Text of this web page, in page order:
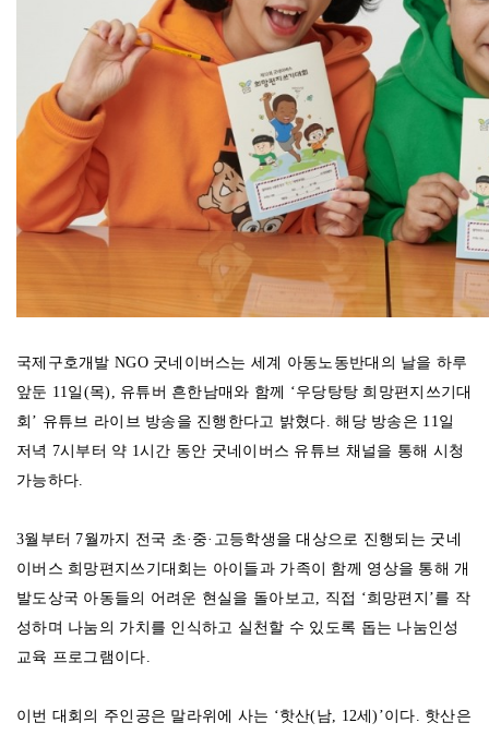
국제구호개발 NGO 굿네이버스는 세계 아동노동반대의 날을 하루
앞둔 11일(목), 유튜버 흔한남매와 함께 ‘우당탕탕 희망편지쓰기대
회’ 유튜브 라이브 방송을 진행한다고 밝혔다. 해당 방송은 11일
저녁 7시부터 약 1시간 동안 굿네이버스 유튜브 채널을 통해 시청
가능하다.
3월부터 7월까지 전국 초·중·고등학생을 대상으로 진행되는 굿네
이버스 희망편지쓰기대회는 아이들과 가족이 함께 영상을 통해 개
발도상국 아동들의 어려운 현실을 돌아보고, 직접 ‘희망편지’를 작
성하며 나눔의 가치를 인식하고 실천할 수 있도록 돕는 나눔인성
교육 프로그램이다.
이번 대회의 주인공은 말라위에 사는 ‘핫산(남, 12세)’이다. 핫산은